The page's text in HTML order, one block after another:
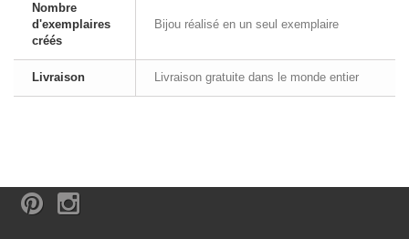
Nombre
d'exemplaires
créés
Bijou réalisé en un seul exemplaire
Livraison Livraison gratuite dans le monde entier